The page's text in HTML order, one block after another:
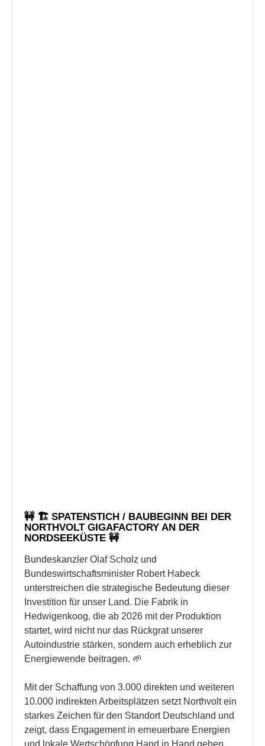
🚧 🏗 SPATENSTICH / BAUBEGINN BEI DER
NORTHVOLT GIGAFACTORY AN DER
NORDSEEKÜSTE 🚧
Bundeskanzler Olaf Scholz und
Bundeswirtschaftsminister Robert Habeck
unterstreichen die strategische Bedeutung dieser
Investition für unser Land. Die Fabrik in
Hedwigenkoog, die ab 2026 mit der Produktion
startet, wird nicht nur das Rückgrat unserer
Autoindustrie stärken, sondern auch erheblich zur
Energiewende beitragen. 🌱
Mit der Schaffung von 3.000 direkten und weiteren
10.000 indirekten Arbeitsplätzen setzt Northvolt ein
starkes Zeichen für den Standort Deutschland und
zeigt, dass Engagement in erneuerbare Energien